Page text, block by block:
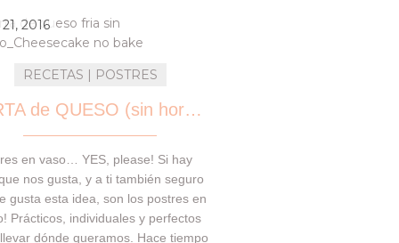
a…
2016
RECETAS | POSTRES
TARTA de QUESO (sin horno) en BOTE
en vaso… YES, please! Si hay
nos gusta, y a ti también seguro
gusta esta idea, son los postres en
Prácticos, individuales y perfectos
dónde queramos. Hace tiempo